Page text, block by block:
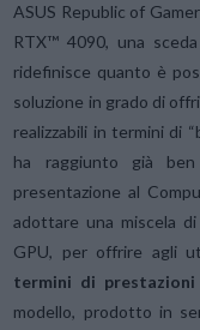
ASUS Republic of
RTX™ 4090, una
ridefinisce quanto è
soluzione in grado di
realizzabili in termini di
ha raggiunto già ben
presentazione al
adottare una miscela
GPU, per offrire agli
termini di
modello, prodotto in